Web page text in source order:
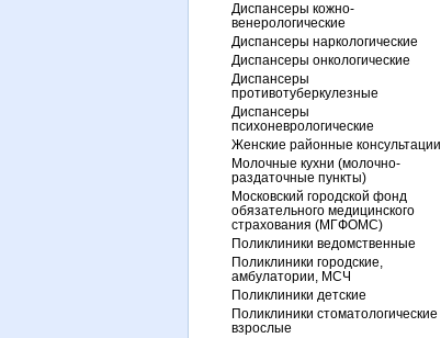
Диспансеры кожно-
венерологические
Диспансеры наркологические
Диспансеры онкологические
Диспансеры
противотуберкулезные
Диспансеры
психоневрологические
Женские районные консультации
Молочные кухни (молочно-
раздаточные пункты)
Московский городской фонд
обязательного медицинского
страхования (МГФОМС)
Поликлиники ведомственные
Поликлиники городские,
амбулатории, МСЧ
Поликлиники детские
Поликлиники стоматологические
взрослые